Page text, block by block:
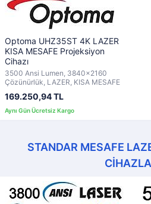
Optoma UHZ35ST 4K LAZER
KISA MESAFE Projeksiyon
Cihazı
3500 Ansi Lumen, 3840x2160
Çözünürlük, LAZER, KISA MESAFE
169.250,94 TL
STANDAR MESAFE